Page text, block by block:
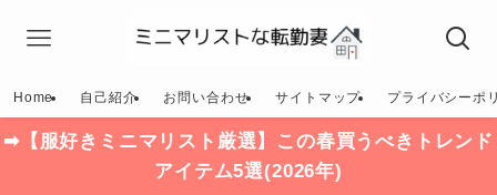
Home 自己紹介 お問い合わせ サイトマップ プライバシーポ
➡【服好きミニマリスト厳選】この春買うべきトレンド
アイテム5選(2026年)